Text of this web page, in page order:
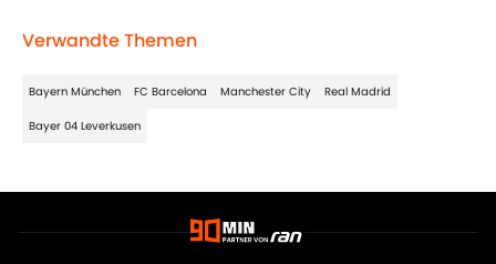
Verwandte Themen
Bayern München FC Barcelona Manchester City Real Madrid
Bayer 04 Leverkusen